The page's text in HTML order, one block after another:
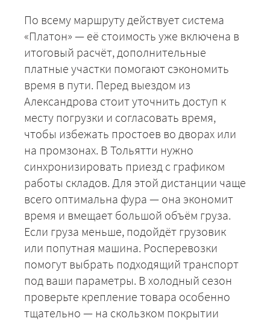
По всему маршруту действует система
«Платон» — её стоимость уже включена в
итоговый расчёт, дополнительные
платные участки помогают сэкономить
время в пути. Перед выездом из
Александрова стоит уточнить доступ к
месту погрузки и согласовать время,
чтобы избежать простоев во дворах или
на промзонах. В Тольятти нужно
синхронизировать приезд с графиком
работы складов. Для этой дистанции чаще
всего оптимальна фура — она экономит
время и вмещает большой объём груза.
Если груза меньше, подойдёт грузовик
или попутная машина. Росперевозки
помогут выбрать подходящий транспорт
под ваши параметры. В холодный сезон
проверьте крепление товара особенно
тщательно — на скользком покрытии